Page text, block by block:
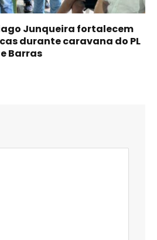
Junqueira fortalecem
durante caravana do PL
Barras